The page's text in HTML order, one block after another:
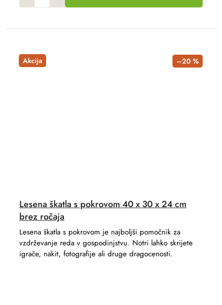
Akcija –20 %
Lesena škatla s pokrovom 40 x 30 x 24 cm
brez ročaja
Lesena škatla s pokrovom je najboljši pomočnik za
vzdrževanje reda v gospodinjstvu. Notri lahko skrijete
igrače, nakit, fotografije ali druge dragocenosti.